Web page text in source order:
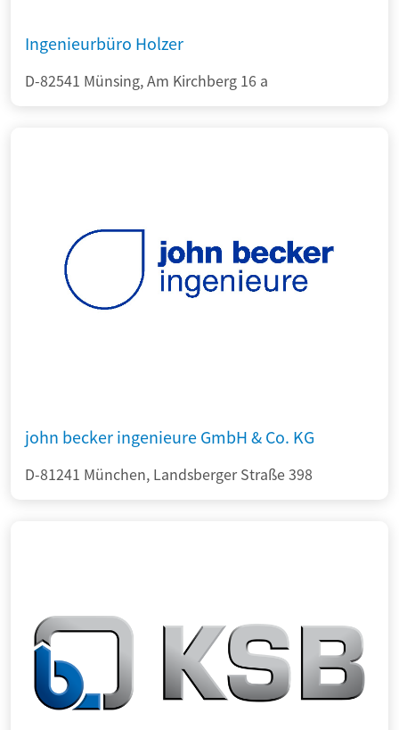
Ingenieurbüro Holzer
D-82541 Münsing, Am Kirchberg 16 a
john becker ingenieure GmbH & Co. KG
D-81241 München, Landsberger Straße 398